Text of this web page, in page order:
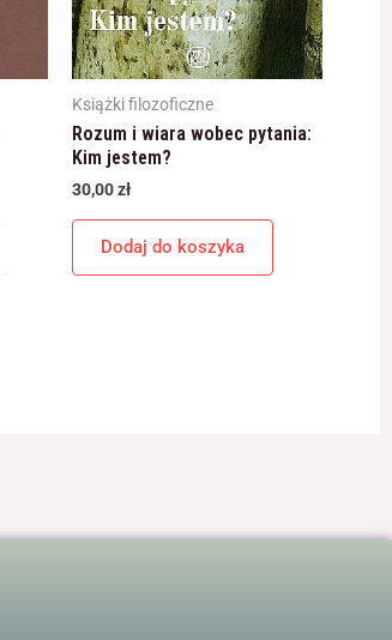
Książki filozoficzne
Rozum i wiara wobec pytania:
Kim jestem?
30,00zł
Dodaj do koszyka